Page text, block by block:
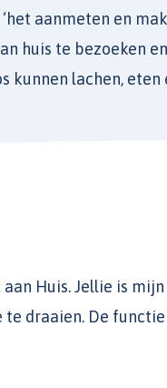
aanmeten en
huis te bezoeken
kunnen lachen, eten
Huis. Jellie is mijn
te draaien. De